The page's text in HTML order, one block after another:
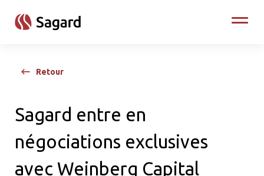
Toggle
Retour
Sagard entre en
négociations exclusives
avec Weinberg Capital